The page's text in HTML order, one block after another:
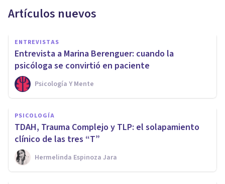
Artículos nuevos
ENTREVISTAS
Entrevista a Marina Berenguer: cuando la
psicóloga se convirtió en paciente
Psicología Y Mente
PSICOLOGÍA
TDAH, Trauma Complejo y TLP: el solapamiento
clínico de las tres “T”
Hermelinda Espinoza Jara